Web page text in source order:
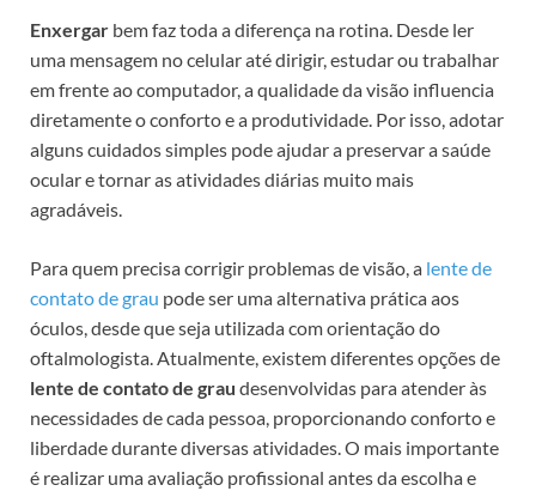
Enxergar bem faz toda a diferença na rotina. Desde ler
uma mensagem no celular até dirigir, estudar ou trabalhar
em frente ao computador, a qualidade da visão influencia
diretamente o conforto e a produtividade. Por isso, adotar
alguns cuidados simples pode ajudar a preservar a saúde
ocular e tornar as atividades diárias muito mais
agradáveis.
Para quem precisa corrigir problemas de visão, a lente de
contato de grau pode ser uma alternativa prática aos
óculos, desde que seja utilizada com orientação do
oftalmologista. Atualmente, existem diferentes opções de
lente de contato de grau desenvolvidas para atender às
necessidades de cada pessoa, proporcionando conforto e
liberdade durante diversas atividades. O mais importante
é realizar uma avaliação profissional antes da escolha e